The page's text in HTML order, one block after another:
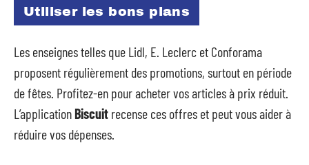
Utiliser les bons plans
Les enseignes telles que Lidl, E. Leclerc et Conforama
proposent régulièrement des promotions, surtout en période
de fêtes. Profitez-en pour acheter vos articles à prix réduit.
L’applicationBiscuit recense ces offres et peut vous aider à
réduire vos dépenses.